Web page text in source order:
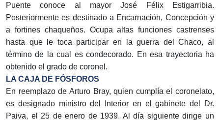
Puente conoce al mayor José Félix Estigarribia.
Posteriormente es destinado a Encarnación, Concepción y
a fortines chaqueños. Ocupa altas funciones castrenses
hasta que le toca participar en la guerra del Chaco, al
término de la cual es condecorado. En esa trayectoria ha
obtenido el grado de coronel.
LA CAJA DE FÓSFOROS
En reemplazo de Arturo Bray, quien cumplía el coronelato,
es designado ministro del Interior en el gabinete del Dr.
Paiva, el 25 de enero de 1939. Al día siguiente dirige un